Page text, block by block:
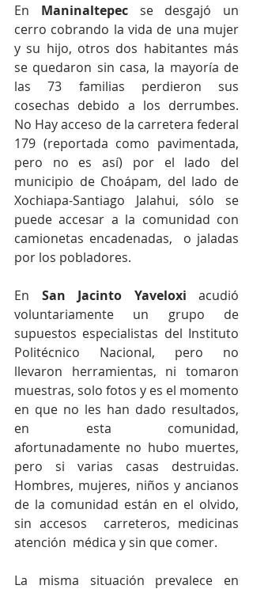
En Maninaltepec se desgajó un
cerro cobrando la vida de una mujer
y su hijo, otros dos habitantes más
se quedaron sin casa, la mayoría de
las 73 familias perdieron sus
cosechas debido a los derrumbes.
No Hay acceso de la carretera federal
179 (reportada como pavimentada,
pero no es así) por el lado del
municipio de Choápam, del lado de
Xochiapa-Santiago Jalahui, sólo se
puede accesar a la comunidad con
camionetas encadenadas,  o jaladas
por los pobladores.
En San Jacinto Yaveloxi acudió
voluntariamente un grupo de
supuestos especialistas del Instituto
Politécnico Nacional, pero no
llevaron herramientas, ni tomaron
muestras, solo fotos y es el momento
en que no les han dado resultados,
en esta comunidad,
afortunadamente no hubo muertes,
pero si varias casas destruidas.
Hombres, mujeres, niños y ancianos
de la comunidad están en el olvido,
sin accesos  carreteros, medicinas
atención  médica y sin que comer.